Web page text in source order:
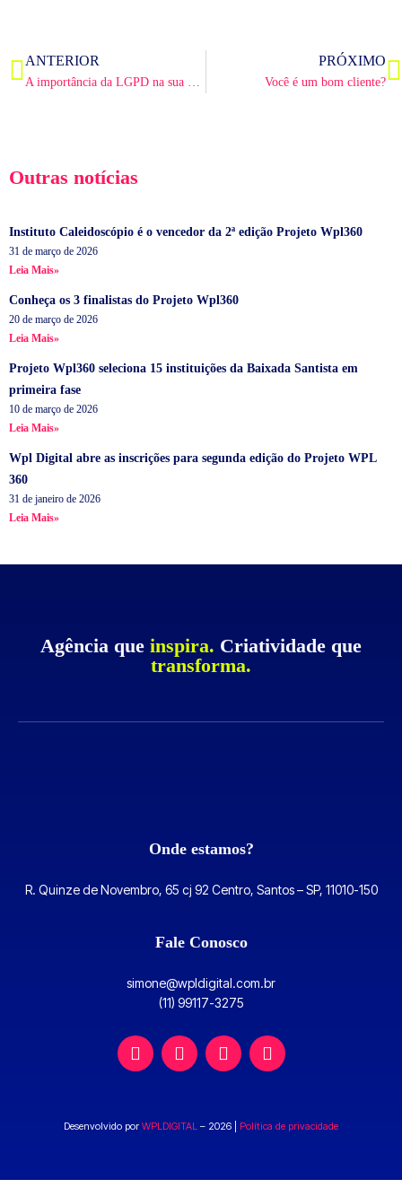
Anterior
ANTERIOR PRÓXIMO
Você é um bom cliente?
Outras notícias
Instituto Caleidoscópio é o vencedor da 2ª edição Projeto Wpl360
31 de março de 2026
Leia Mais»
Conheça os 3 finalistas do Projeto Wpl360
20 de março de 2026
Leia Mais»
Projeto Wpl360 seleciona 15 instituições da Baixada Santista em
primeira fase
10 de março de 2026
Leia Mais»
Wpl Digital abre as inscrições para segunda edição do Projeto WPL
360
31 de janeiro de 2026
Leia Mais»
Agência que inspira. Criatividade que
transforma.
Onde estamos?
R. Quinze de Novembro, 65 cj 92 Centro, Santos – SP, 11010-150
Fale Conosco
simone@wpldigital.com.br
(11) 99117-3275
W
h
a
F
a
o
I
n
g
L
i
d
Desenvolvido por WPLDIGITAL – 2026 | Política de privacidade